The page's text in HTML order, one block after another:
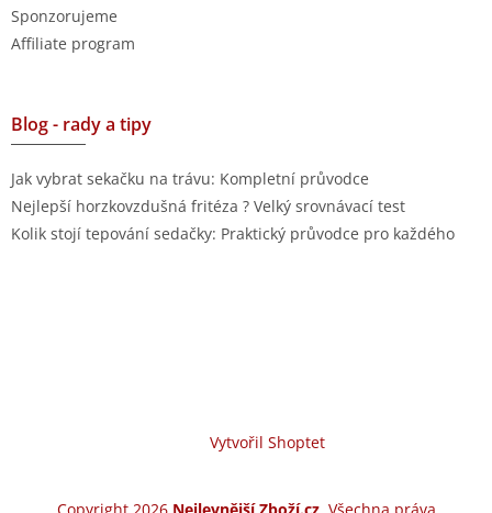
Sponzorujeme
Affiliate program
Blog - rady a tipy
Jak vybrat sekačku na trávu: Kompletní průvodce
Nejlepší horzkovzdušná fritéza ? Velký srovnávací test
Kolik stojí tepování sedačky: Praktický průvodce pro každého
Vytvořil Shoptet